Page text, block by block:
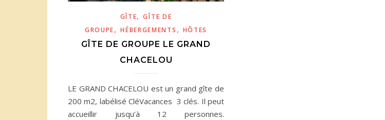
GÎTE,GÎTE DE
GROUPE,HÉBERGEMENTS , HÔTES
GÎTE DE GROUPE LE GRAND
CHACELOU
LE GRAND CHACELOU est un grand gîte de
200 m2, labélisé CléVacances 3 clés. Il peut
accueillir jusqu’à 12 personnes.